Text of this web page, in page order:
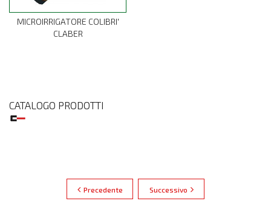
MICROIRRIGATORE COLIBRI'
CLABER
CATALOGO PRODOTTI
Precedente Successivo